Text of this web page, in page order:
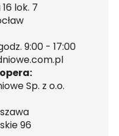
lok. 7
9:00 - 17:00
Sp. z o.o.
96